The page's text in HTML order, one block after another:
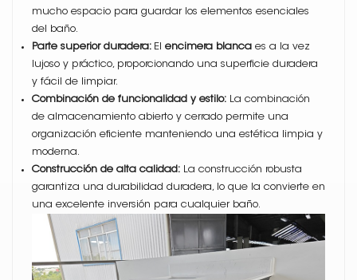
mucho espacio para guardar los elementos esenciales
del baño.
Parte superior duradera: El encimera blanca es a la vez
lujoso y práctico, proporcionando una superficie duradera
y fácil de limpiar.
Combinación de funcionalidad y estilo: La combinación
de almacenamiento abierto y cerrado permite una
organización eficiente manteniendo una estética limpia y
moderna.
Construcción de alta calidad: La construcción robusta
garantiza una durabilidad duradera, lo que la convierte en
una excelente inversión para cualquier baño.